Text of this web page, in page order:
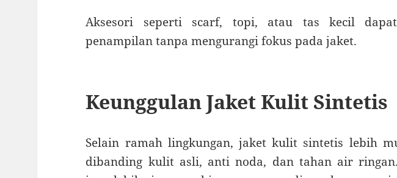
Aksesori seperti scarf, topi, atau tas kecil
penampilan tanpa mengurangi fokus pada jaket.
Keunggulan Jaket Kulit Sintetis
Selain ramah lingkungan, jaket kulit sintetis lebih
dibanding kulit asli, anti noda, dan tahan air